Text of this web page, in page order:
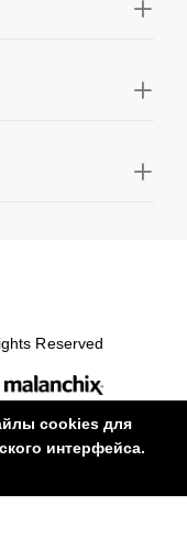
Reserved
cookies для
интерфейса.